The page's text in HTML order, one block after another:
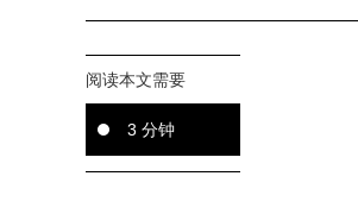
阅读本文需要
3 分钟